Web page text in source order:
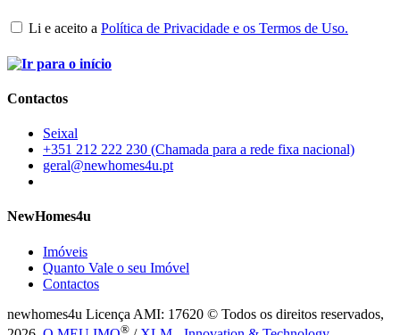
Li e aceito a Política de Privacidade e os Termos de Uso.
Contactos
Seixal
+351 212 222 230 (Chamada para a rede fixa nacional)
geral@newhomes4u.pt
NewHomes4u
Imóveis
Quanto Vale o seu Imóvel
Contactos
newhomes4u Licença AMI: 17620 © Todos os direitos reservados,
®